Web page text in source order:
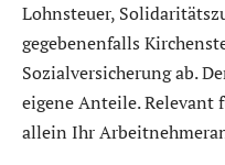
Lohnsteuer,
gegebenenfalls
Sozialversicherung ab.
eigene Anteile. Relevant
allein Ihr